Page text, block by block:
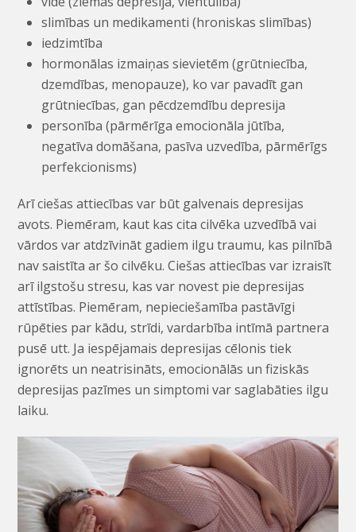
slimības un medikamenti (hroniskas slimības)
iedzimtība
hormonālas izmaiņas sievietēm (grūtniecība,
dzemdības, menopauze), ko var pavadīt gan
grūtniecības, gan pēcdzemdību depresija
personība (pārmērīga emocionāla jūtība,
negatīva domāšana, pasīva uzvedība, pārmērīgs
perfekcionisms)
Arī ciešas attiecības var būt galvenais depresijas
avots. Piemēram, kaut kas cita cilvēka uzvedībā vai
vārdos var atdzīvināt gadiem ilgu traumu, kas pilnībā
nav saistīta ar šo cilvēku. Ciešas attiecības var izraisīt
arī ilgstošu stresu, kas var novest pie depresijas
attīstības. Piemēram, nepieciešamība pastāvīgi
rūpēties par kādu, strīdi, vardarbība intīmā partnera
pusē utt. Ja iespējamais depresijas cēlonis tiek
ignorēts un neatrisināts, emocionālās un fiziskās
depresijas pazīmes un simptomi var saglabāties ilgu
laiku.